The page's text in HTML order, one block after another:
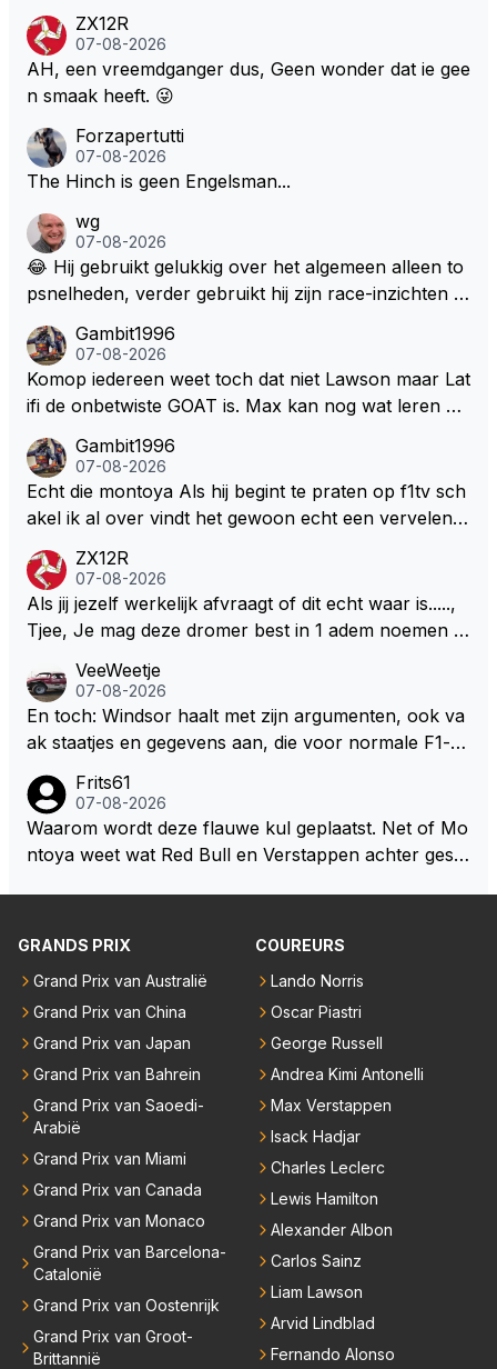
l bij Windsor op te roepen. Maar in een tijd zonder r
aces zijn dit leuke berichtjes
ZX12R
07-08-2026
AH, een vreemdganger dus, Geen wonder dat ie gee
n smaak heeft. 😜
Forzapertutti
07-08-2026
The Hinch is geen Engelsman...
wg
07-08-2026
😂 Hij gebruikt gelukkig over het algemeen alleen to
psnelheden, verder gebruikt hij zijn race-inzichten q
een bocht zegt helemaal niets, dus wat dat betreft h
eeft hij sowieso gelijk 😂.
Gambit1996
07-08-2026
Komop iedereen weet toch dat niet Lawson maar Lat
ifi de onbetwiste GOAT is. Max kan nog wat leren va
milton, hahahaha. Latifi pakt ze allemaal met de oge
n dicht met als onbetwiste nummer 2 of GOATINES
S Lawson natuurlijk 😂😂😂😂😂
Gambit1996
07-08-2026
Echt die montoya Als hij begint te praten op f1tv sch
akel ik al over vindt het gewoon echt een vervelend
weet 🤮🤮
ZX12R
07-08-2026
Als jij jezelf werkelijk afvraagt of dit echt waar is.....,
Tjee, Je mag deze dromer best in 1 adem noemen m
aar voordragen uit eigen geest. Kan mij voorstellen d
at je het leuk vindt sprookjes te luisteren maar heb jij
jezelf dan ook wel eens afgevraagd of de dappere b
ze wolff gesneden heeft?
VeeWeetje
07-08-2026
En toch: Windsor haalt met zijn argumenten, ook va
ak staatjes en gegevens aan, die voor normale F1-fa
okies made of your own dough" 🤣
Frits61
07-08-2026
Waarom wordt deze flauwe kul geplaatst. Net of Mo
ntoya weet wat Red Bull en Verstappen achter geslo
GRANDS PRIX
Grand Prix van Australië
Grand Prix van China
Grand Prix van Japan
Grand Prix van Bahrein
Grand Prix van Saoedi-
Arabië
Grand Prix van Miami
Grand Prix van Canada
Grand Prix van Monaco
Grand Prix van Barcelona-
Catalonië
Grand Prix van Oostenrijk
Grand Prix van Groot-
Brittannië
COUREURS
Lando Norris
Oscar Piastri
George Russell
Andrea Kimi Antonelli
Max Verstappen
Isack Hadjar
Charles Leclerc
Lewis Hamilton
Alexander Albon
Carlos Sainz
Liam Lawson
Arvid Lindblad
Fernando Alonso